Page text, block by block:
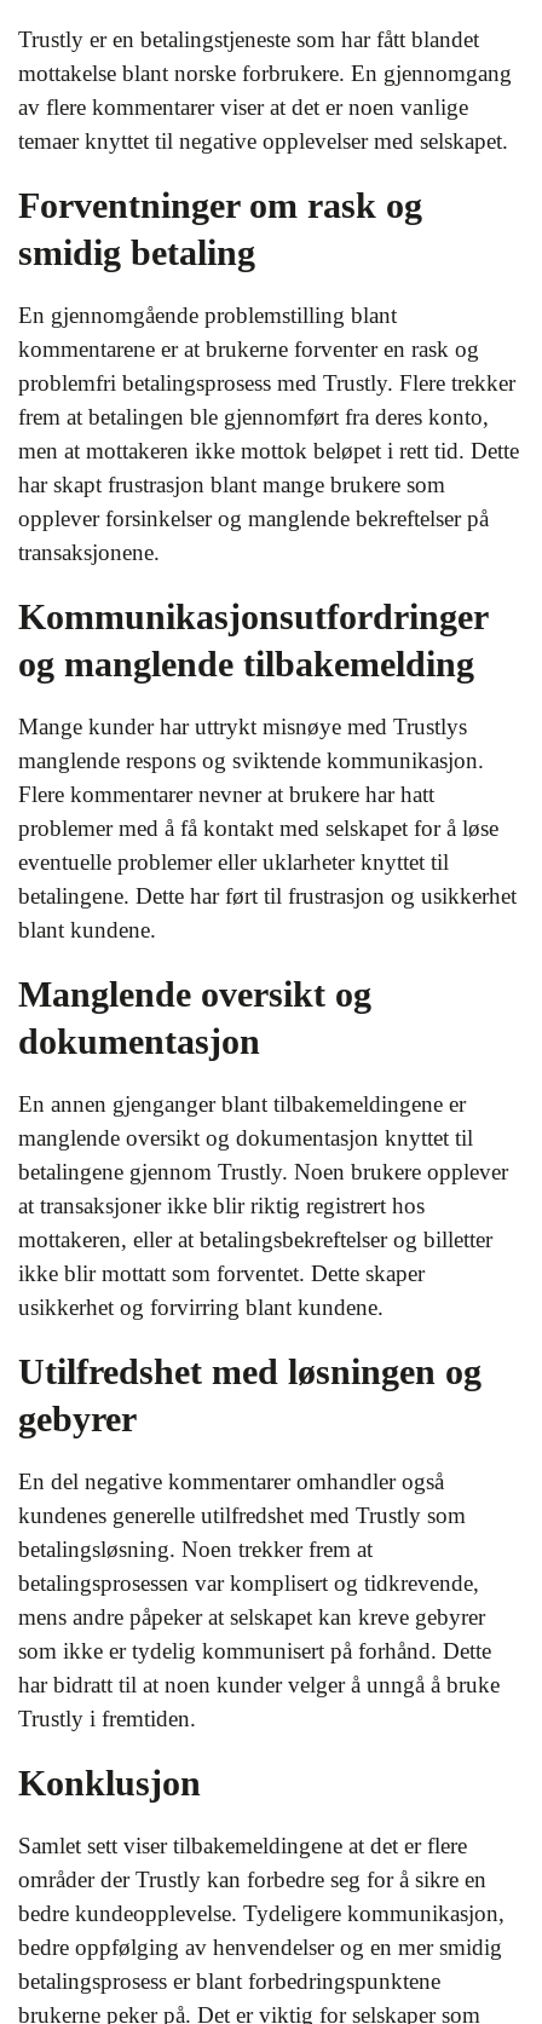
Trustly er en betalingstjeneste som har fått blandet
mottakelse blant norske forbrukere. En gjennomgang
av flere kommentarer viser at det er noen vanlige
temaer knyttet til negative opplevelser med selskapet.
Forventninger om rask og
smidig betaling
En gjennomgående problemstilling blant
kommentarene er at brukerne forventer en rask og
problemfri betalingsprosess med Trustly. Flere trekker
frem at betalingen ble gjennomført fra deres konto,
men at mottakeren ikke mottok beløpet i rett tid. Dette
har skapt frustrasjon blant mange brukere som
opplever forsinkelser og manglende bekreftelser på
transaksjonene.
Kommunikasjonsutfordringer
og manglende tilbakemelding
Mange kunder har uttrykt misnøye med Trustlys
manglende respons og sviktende kommunikasjon.
Flere kommentarer nevner at brukere har hatt
problemer med å få kontakt med selskapet for å løse
eventuelle problemer eller uklarheter knyttet til
betalingene. Dette har ført til frustrasjon og usikkerhet
blant kundene.
Manglende oversikt og
dokumentasjon
En annen gjenganger blant tilbakemeldingene er
manglende oversikt og dokumentasjon knyttet til
betalingene gjennom Trustly. Noen brukere opplever
at transaksjoner ikke blir riktig registrert hos
mottakeren, eller at betalingsbekreftelser og billetter
ikke blir mottatt som forventet. Dette skaper
usikkerhet og forvirring blant kundene.
Utilfredshet med løsningen og
gebyrer
En del negative kommentarer omhandler også
kundenes generelle utilfredshet med Trustly som
betalingsløsning. Noen trekker frem at
betalingsprosessen var komplisert og tidkrevende,
mens andre påpeker at selskapet kan kreve gebyrer
som ikke er tydelig kommunisert på forhånd. Dette
har bidratt til at noen kunder velger å unngå å bruke
Trustly i fremtiden.
Konklusjon
Samlet sett viser tilbakemeldingene at det er flere
områder der Trustly kan forbedre seg for å sikre en
bedre kundeopplevelse. Tydeligere kommunikasjon,
bedre oppfølging av henvendelser og en mer smidig
betalingsprosess er blant forbedringspunktene
brukerne peker på. Det er viktig for selskaper som